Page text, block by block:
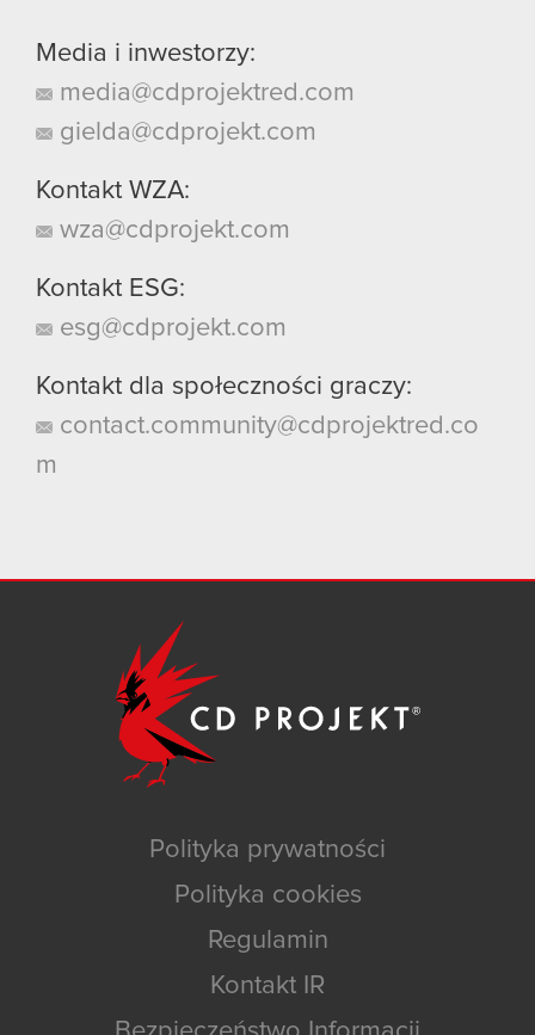
Media i inwestorzy:
media@cdprojektred.com
gielda@cdprojekt.com
Kontakt WZA:
wza@cdprojekt.com
Kontakt ESG:
esg@cdprojekt.com
Kontakt dla społeczności graczy:
contact.community@cdprojektred.co
m
Polityka prywatności
Polityka cookies
Regulamin
Kontakt IR